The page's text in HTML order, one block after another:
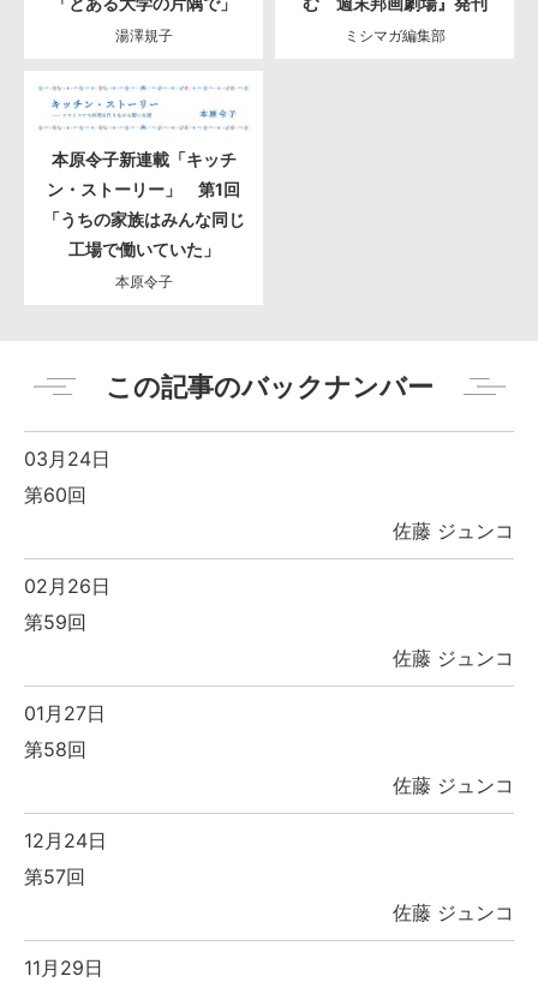
湯澤規子 ミシマガ編集部
本原令子新連載「キッチ
ン・ストーリー」 第1回
「うちの家族はみんな同じ
工場で働いていた」
本原令子
この記事のバックナンバー
03月24日
第60回
佐藤 ジュンコ
02月26日
第59回
佐藤 ジュンコ
01月27日
第58回
佐藤 ジュンコ
12月24日
第57回
佐藤 ジュンコ
11月29日